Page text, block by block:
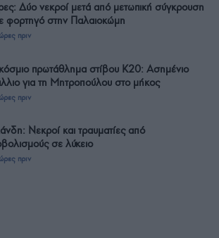
Δύο νεκροί μετά από μετωπική σύγκρουση
φορτηγό στην Παλαιοκώμη
πριν
πρωτάθλημα στίβου Κ20: Ασημένιο
για τη Μητροπούλου στο μήκος
πριν
Νεκροί και τραυματίες από
σε λύκειο
πριν